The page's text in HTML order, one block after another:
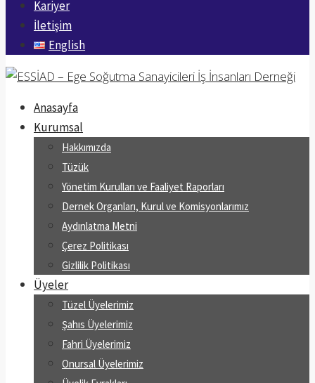
Kariyer
İletişim
English
Anasayfa
Kurumsal
Hakkımızda
Tüzük
Yönetim Kurulları ve Faaliyet Raporları
Dernek Organları, Kurul ve Komisyonlarımız
Aydınlatma Metni
Çerez Politikası
Gizlilik Politikası
Üyeler
Tüzel Üyelerimiz
Şahıs Üyelerimiz
Fahri Üyelerimiz
Onursal Üyelerimiz